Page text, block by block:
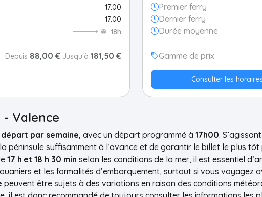
17:00
17:00
18h
Depuis 88,00 € Jusqu'à 181,50 €
Premier ferry
Dernier ferry
Durée moyenne
Gamme de prix
Consulter les
Valence
départ par semaine, avec un départ programmé à 17h00.
péninsule suffisamment à l’avance et de garantir le billet le plus
17 h et 18 h 30 min selon les conditions de la mer, il est essentiel
et les formalités d’embarquement, surtout si vous voyagez
peuvent être sujets à des variations en raison des conditions